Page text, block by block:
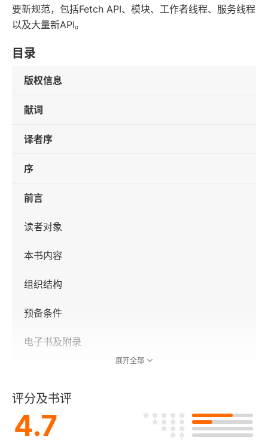
要新规范，包括Fetch API、模块、工作者线程、服务线程
以及大量新API。
目录
版权信息
献词
译者序
序
前言
读者对象
本书内容
组织结构
预备条件
电子书及附录
第1章 什么是JavaScript
1.1 简短的历史回顾
展开全部
评分及书评
4.7